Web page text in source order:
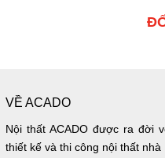
VỀ ACADO
Nội thất ACADO được ra đời
thiết kế và thi công nội thất